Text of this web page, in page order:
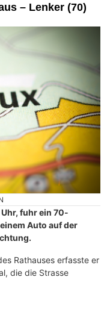
– Lenker (70)
fuhr ein 70-
Auto auf der
Rathauses erfasste er
die die Strasse